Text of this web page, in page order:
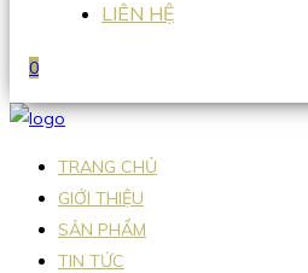
LIÊN HỆ
0
TRANG CHỦ
GIỚI THIỆU
SẢN PHẨM
TIN TỨC